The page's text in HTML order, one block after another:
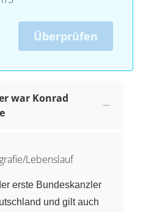
Überprüfen
war Konrad
Lebenslauf
erste Bundeskanzler
und gilt auch